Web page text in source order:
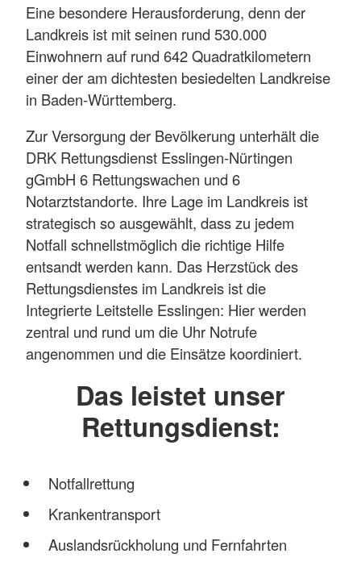
Eine besondere Herausforderung, denn der
Landkreis ist mit seinen rund 530.000
Einwohnern auf rund 642 Quadratkilometern
einer der am dichtesten besiedelten Landkreise
in Baden-Württemberg.
Zur Versorgung der Bevölkerung unterhält die
DRK Rettungsdienst Esslingen-Nürtingen
gGmbH 6 Rettungswachen und 6
Notarztstandorte. Ihre Lage im Landkreis ist
strategisch so ausgewählt, dass zu jedem
Notfall schnellstmöglich die richtige Hilfe
entsandt werden kann. Das Herzstück des
Rettungsdienstes im Landkreis ist die
Integrierte Leitstelle Esslingen: Hier werden
zentral und rund um die Uhr Notrufe
angenommen und die Einsätze koordiniert.
Das leistet unser
Rettungsdienst:
Notfallrettung
Krankentransport
Auslandsrückholung und Fernfahrten